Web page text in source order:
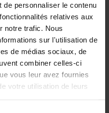
personnaliser le contenu
relatives aux
notre trafic. Nous
sur l'utilisation de
de médias sociaux, de
combiner celles-ci
vous leur avez fournies
votre utilisation de leurs
You Can't
2020 256